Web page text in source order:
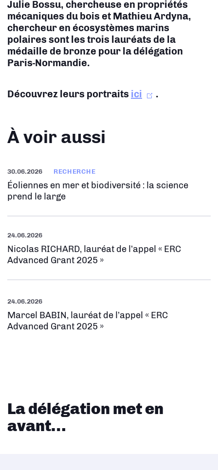
Julie Bossu, chercheuse en propriétés
mécaniques du bois et Mathieu Ardyna,
chercheur en écosystèmes marins
polaires sont les trois lauréats de la
médaille de bronze pour la délégation
Paris-Normandie.
Découvrez leurs portraits ici .
À voir aussi
30.06.2026 RECHERCHE
Éoliennes en mer et biodiversité : la science
prend le large
24.06.2026
Nicolas RICHARD, lauréat de l’appel « ERC
Advanced Grant 2025 »
24.06.2026
Marcel BABIN, lauréat de l’appel « ERC
Advanced Grant 2025 »
La délégation met en
avant…